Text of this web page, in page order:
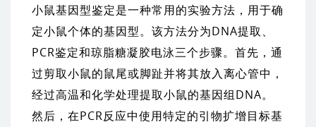
小鼠基因型鉴定是一种常用的实验方法，用于确
定小鼠个体的基因型。该方法分为DNA提取、
PCR鉴定和琼脂糖凝胶电泳三个步骤。首先，通
过剪取小鼠的鼠尾或脚趾并将其放入离心管中，
经过高温和化学处理提取小鼠的基因组DNA。
然后，在PCR反应中使用特定的引物扩增目标基